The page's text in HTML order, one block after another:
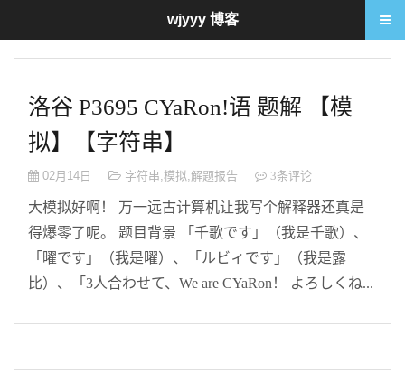
洛谷 P3695 CYaRon!语 题解 【模
拟】【字符串】
02月14日 字符串,模拟,解题报告 3条评论
大模拟好啊！ 万一远古计算机让我写个解释器还真是
得爆零了呢。 题目背景 「千歌です」（我是千歌）、
「曜です」（我是曜）、「ルビィです」（我是露
比）、「3人合わせて、We are CYaRon！ よろしくね...
wjyyy 博客